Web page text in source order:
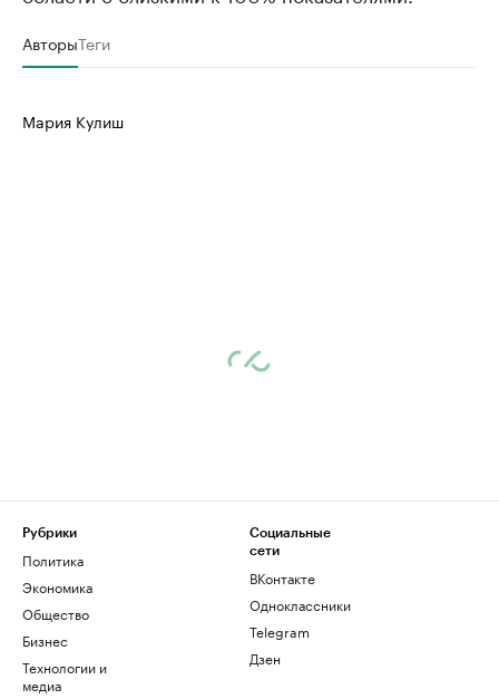
АвторыТеги
Мария Кулиш
Рубрики
Политика
Экономика
Общество
Бизнес
Технологии и
медиа
Социальные
сети
ВКонтакте
Одноклассники
Telegram
Дзен